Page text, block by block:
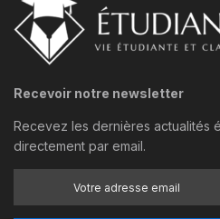
Recevoir notre newsletter
Recevez les dernières actualités
directement par email.